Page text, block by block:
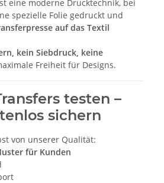
eine moderne Drucktechnik, bei
spezielle Folie gedruckt und
auf das Textil
kein Siebdruck, keine
Freiheit für Designs.
testen –
sichern
von unserer Qualität:
für Kunden